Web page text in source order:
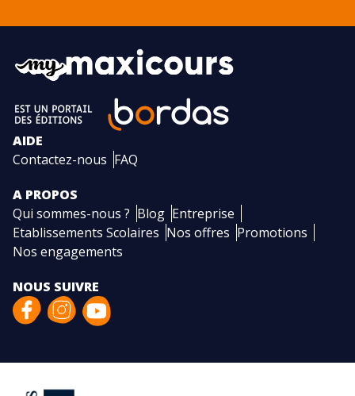
AIDE
Contactez-nous FAQ
A PROPOS
Qui sommes-nous ? Blog Entreprise
Etablissements Scolaires Nos offres Promotions
Nos engagements
NOUS SUIVRE